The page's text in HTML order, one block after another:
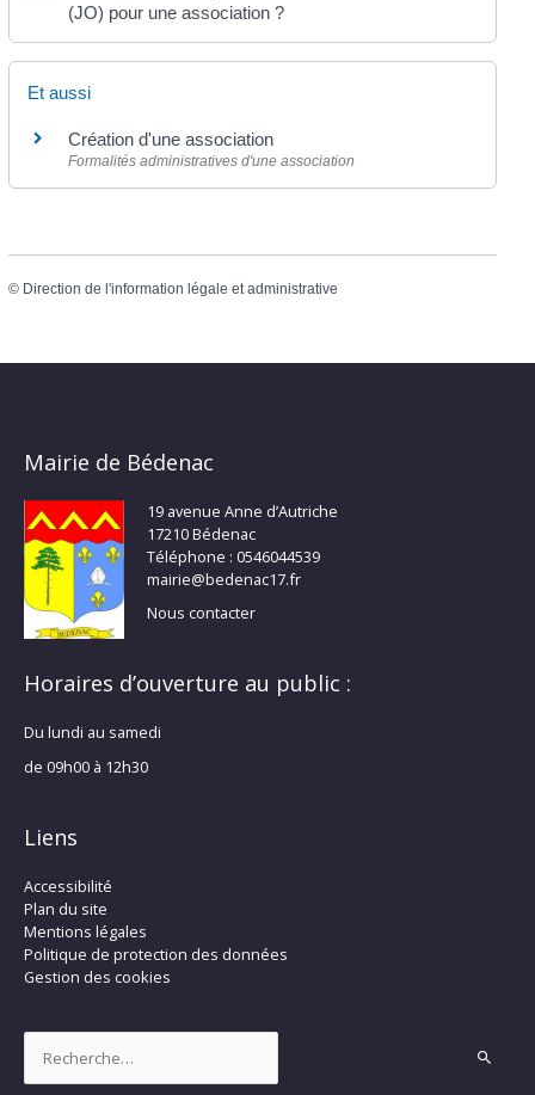
(JO) pour une association ?
Et aussi
Création d'une association
Formalités administratives d'une association
© Direction de l'information légale et administrative
Mairie de Bédenac
19 avenue Anne d’Autriche
17210 Bédenac
Téléphone : 0546044539
mairie@bedenac17.fr
Nous contacter
Horaires d’ouverture au public :
Du lundi au samedi
de 09h00 à 12h30
Liens
Accessibilité
Plan du site
Mentions légales
Politique de protection des données
Gestion des cookies